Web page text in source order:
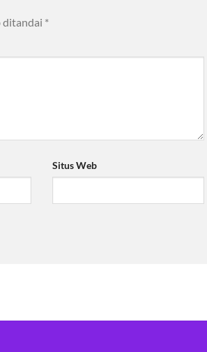
ditandai *
Situs Web